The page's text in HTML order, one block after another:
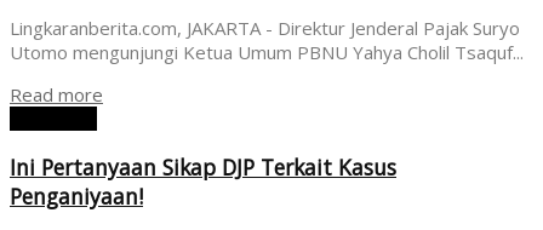
Lingkaranberita.com, JAKARTA - Direktur Jenderal Pajak Suryo
Utomo mengunjungi Ketua Umum PBNU Yahya Cholil Tsaquf...
Read more
Ini Pertanyaan Sikap DJP Terkait Kasus
Penganiyaan!